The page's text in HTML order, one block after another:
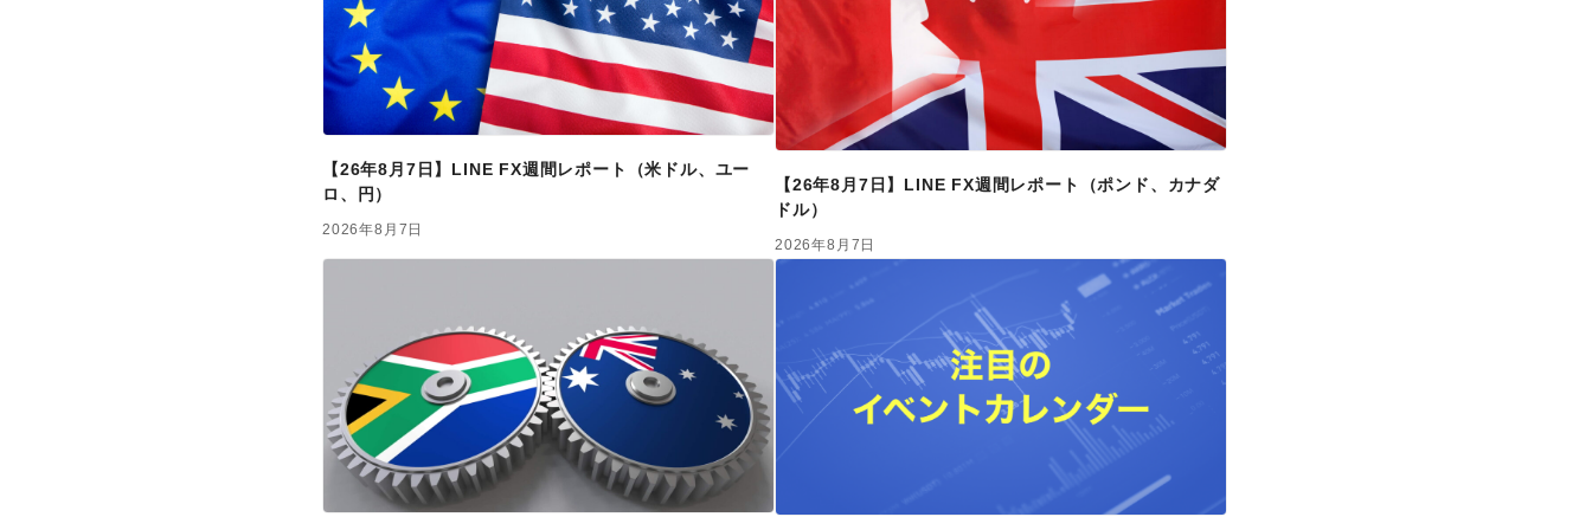
【26年8月7日】LINE FX週間レポート（米ドル、ユー
ロ、円）
2026年8月7日
【26年8月7日】LINE FX週間レポート（ポンド、カナダ
ドル）
2026年8月7日